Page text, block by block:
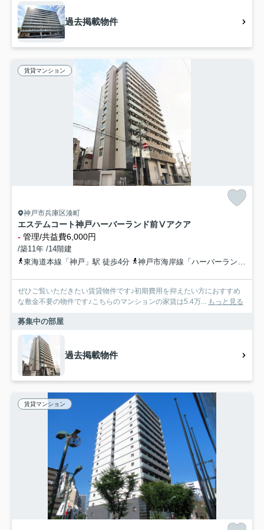
過去掲載物件
賃貸マンション
神戸市兵庫区湊町
エステムコート神戸ハーバーランド前Ⅴアクア
- 管理/共益費6,000円
/築11年 /14階建
東海道本線「神戸」駅 徒歩4分
神戸市海岸線「ハーバーランド」駅 徒歩4分
ぜひご覧いただきたい賃貸物件です♪初期費用を抑えたい方におすすめ
な敷金不要の物件です♪こちらのマンションの家賃は5.4万... もっと見る
募集中の部屋
過去掲載物件
賃貸マンション